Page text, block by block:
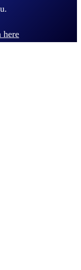
here